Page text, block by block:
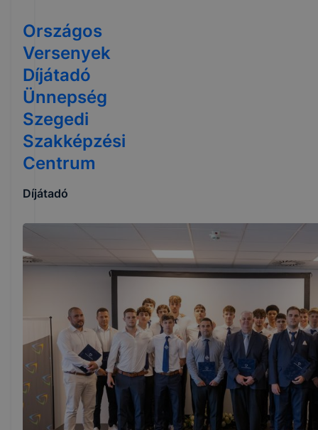
Országos
Versenyek
Díjátadó
Ünnepség
Szegedi
Szakképzési
Centrum
Díjátadó